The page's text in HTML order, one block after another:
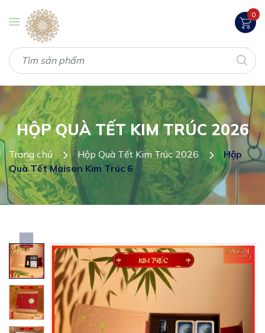
0
HỘP QUÀ TẾT KIM TRÚC 2026
Trang chủ Hộp Quà Tết Kim Trúc 2026
Hộp
Quà Tết Maison Kim Trúc 6